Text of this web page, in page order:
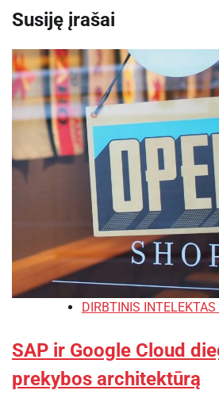
Susiję įrašai
DIRBTINIS
SAP ir Google Cloud
prekybos architektūrą